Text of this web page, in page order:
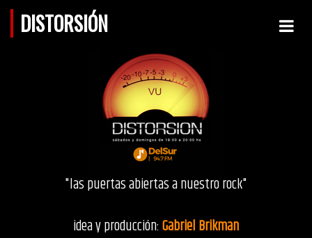
DISTORSIÓN
"las puertas abiertas a nuestro rock"
idea y producción:Gabriel Brikman